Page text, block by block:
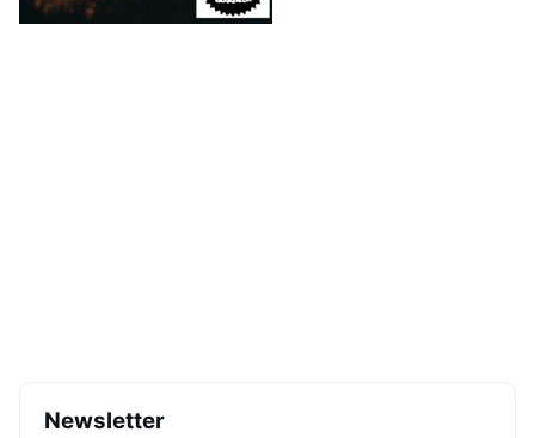
Newsletter